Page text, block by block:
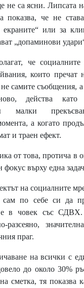
не са ясни. Липсата
показва, че не
или за
„допаминови
че социалните
които пречат
самите съобщения, а
действа като
малки
а когато
и траен ефект.
от това, протича в
фокус върху една
на социалните
сам по себе си да
в човек със
разсеяно,
праг.
на всички с
до около 30%
сметка, тя показва